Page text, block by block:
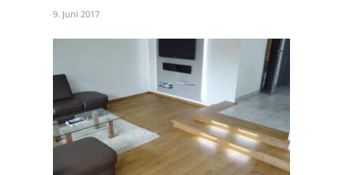
9. Juni 2017